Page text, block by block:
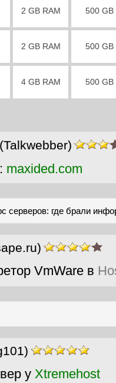
2 GB RAM 500 GB
2 GB RAM 500 GB
4 GB RAM 500 GB
(Talkwebber)
maxided.com
серверов: где брали
VmWare в
у Xtremehost